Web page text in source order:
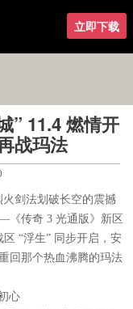
立即下载
” 11.4 燃情开
战玛法
剑法划破长空的震撼
《传奇 3 光通版》新区
区 “浮生” 同步开启，安
回那个热血沸腾的玛法
心